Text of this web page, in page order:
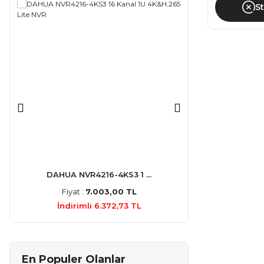
DAHUA NVR4216-4KS3 1 ...
Fiyat : 7.003,00 TL
İndirimli 6.372,73 TL
En Populer Olanlar